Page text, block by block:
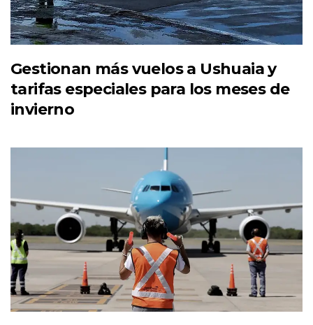
Gestionan más vuelos a Ushuaia y
tarifas especiales para los meses de
invierno